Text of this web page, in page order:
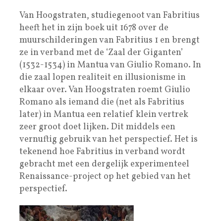
Van Hoogstraten, studiegenoot van Fabritius
heeft het in zijn boek uit 1678 over de
muurschilderingen van Fabritius 1 en brengt
ze in verband met de ‘Zaal der Giganten’
(1532-1534) in Mantua van Giulio Romano. In
die zaal lopen realiteit en illusionisme in
elkaar over. Van Hoogstraten roemt Giulio
Romano als iemand die (net als Fabritius
later) in Mantua een relatief klein vertrek
zeer groot doet lijken. Dit middels een
vernuftig gebruik van het perspectief. Het is
tekenend hoe Fabritius in verband wordt
gebracht met een dergelijk experimenteel
Renaissance-project op het gebied van het
perspectief.